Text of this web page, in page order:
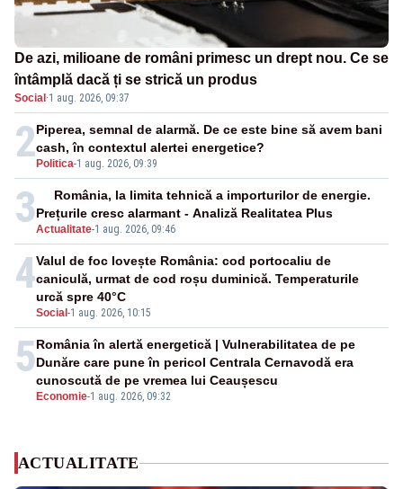
De azi, milioane de români primesc un drept nou. Ce se
întâmplă dacă ți se strică un produs
Social ·1 aug. 2026, 09:37
2 Politica-1 aug. 2026, 09:39
Piperea, semnal de alarmă. De ce este bine să avem bani
cash, în contextul alertei energetice?
3Actualitate-1 aug. 2026, 09:46
România, la limita tehnică a importurilor de energie.
Prețurile cresc alarmant - Analiză Realitatea Plus
4
Social -1 aug. 2026, 10:15
Valul de foc lovește România: cod portocaliu de
caniculă, urmat de cod roșu duminică. Temperaturile
urcă spre 40°C
5
Economie-1 aug. 2026, 09:32
România în alertă energetică | Vulnerabilitatea de pe
Dunăre care pune în pericol Centrala Cernavodă era
cunoscută de pe vremea lui Ceaușescu
ACTUALITATE